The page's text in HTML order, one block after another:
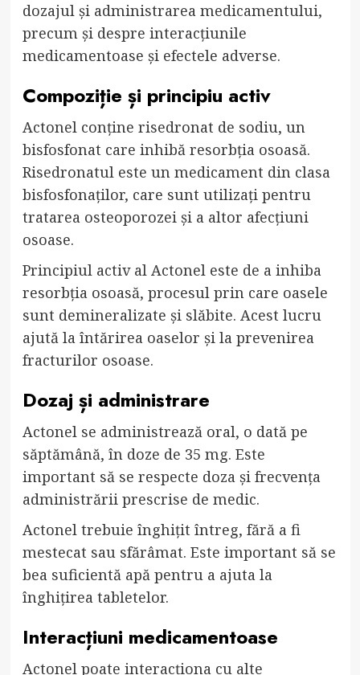
dozajul și administrarea medicamentului,
precum și despre interacțiunile
medicamentoase și efectele adverse.
Compoziție și principiu activ
Actonel conține risedronat de sodiu, un
bisfosfonat care inhibă resorbția osoasă.
Risedronatul este un medicament din clasa
bisfosfonaților, care sunt utilizați pentru
tratarea osteoporozei și a altor afecțiuni
osoase.
Principiul activ al Actonel este de a inhiba
resorbția osoasă, procesul prin care oasele
sunt demineralizate și slăbite. Acest lucru
ajută la întărirea oaselor și la prevenirea
fracturilor osoase.
Dozaj și administrare
Actonel se administrează oral, o dată pe
săptămână, în doze de 35 mg. Este
important să se respecte doza și frecvența
administrării prescrise de medic.
Actonel trebuie înghițit întreg, fără a fi
mestecat sau sfărâmat. Este important să se
bea suficientă apă pentru a ajuta la
înghițirea tabletelor.
Interacțiuni medicamentoase
Actonel poate interacționa cu alte